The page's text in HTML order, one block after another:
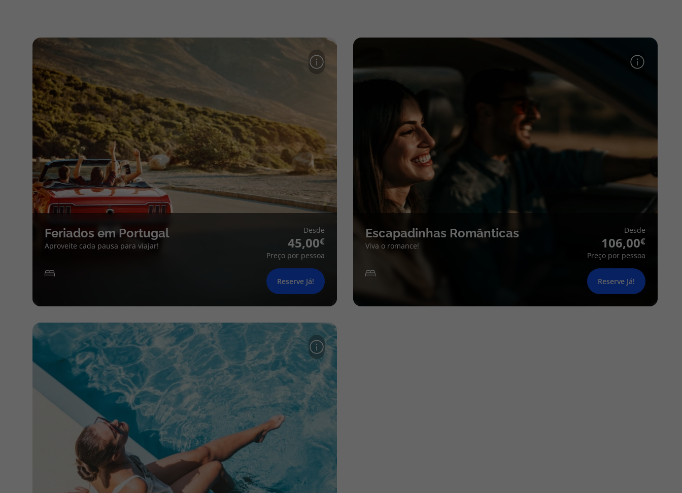
Feriados em Portugal
Aproveite cada pausa para viajar!
Desde
45,00
Preço por pessoa
Reserve Já!
Escapadinhas Românticas
Viva o romance!
Desde
106,00
Preço por pessoa
Reserve Já!